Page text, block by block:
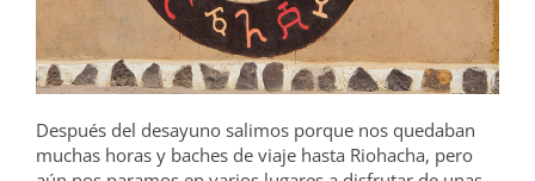
Después del desayuno salimos porque nos quedaban
muchas horas y baches de viaje hasta Riohacha, pero